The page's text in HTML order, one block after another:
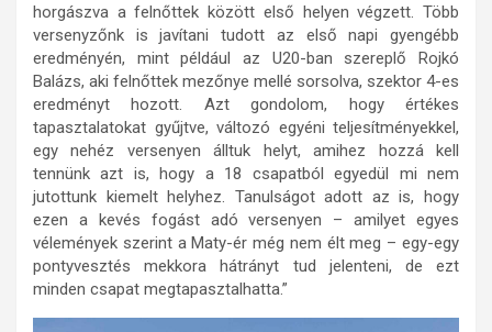
horgászva a felnőttek között első helyen végzett. Több
versenyzőnk is javítani tudott az első napi gyengébb
eredményén, mint például az U20-ban szereplő Rojkó
Balázs, aki felnőttek mezőnye mellé sorsolva, szektor 4-es
eredményt hozott. Azt gondolom, hogy értékes
tapasztalatokat gyűjtve, változó egyéni teljesítményekkel,
egy nehéz versenyen álltuk helyt, amihez hozzá kell
tennünk azt is, hogy a 18 csapatból egyedül mi nem
jutottunk kiemelt helyhez. Tanulságot adott az is, hogy
ezen a kevés fogást adó versenyen – amilyet egyes
vélemények szerint a Maty-ér még nem élt meg – egy-egy
pontyvesztés mekkora hátrányt tud jelenteni, de ezt
minden csapat megtapasztalhatta.”